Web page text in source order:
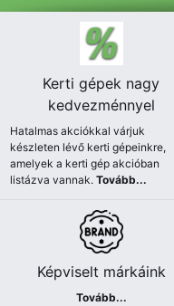
Kerti gépek nagy
kedvezménnyel
Hatalmas akciókkal várjuk
készleten lévő kerti gépeinkre,
amelyek a kerti gép akcióban
listázva vannak.Tovább...
Képviselt márkáink
Tovább...